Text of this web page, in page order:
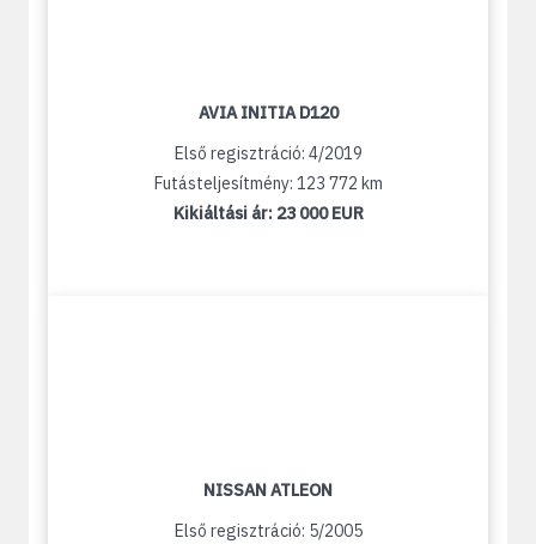
AVIA INITIA D120
Első regisztráció: 4/2019
Futásteljesítmény: 123 772 km
Kikiáltási ár: 23 000 EUR
NISSAN ATLEON
Első regisztráció: 5/2005